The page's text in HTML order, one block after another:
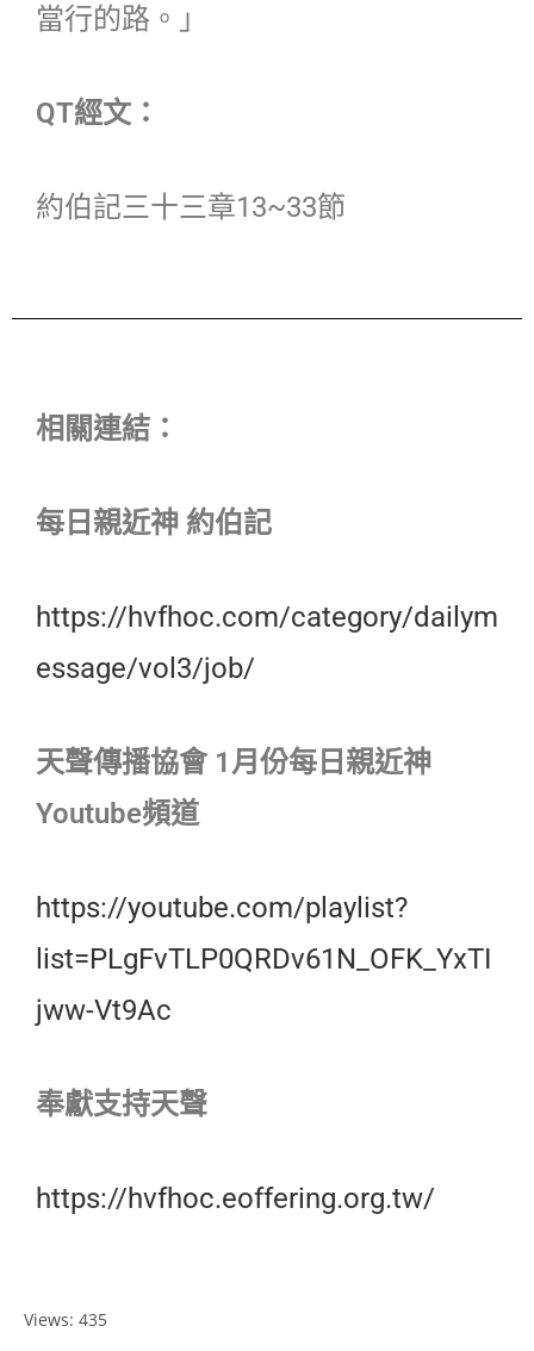
當行的路。」
QT經文：
約伯記三十三章13~33節
相關連結：
每日親近神 約伯記
https://hvfhoc.com/category/dailym
essage/vol3/job/
天聲傳播協會 1月份每日親近神
Youtube頻道
https://youtube.com/playlist?
list=PLgFvTLP0QRDv61N_OFK_YxTI
jww-Vt9Ac
奉獻支持天聲
https://hvfhoc.eoffering.org.tw/
Views: 435